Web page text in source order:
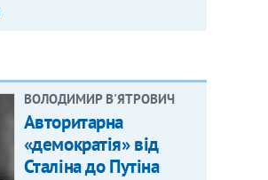
ВОЛОДИМИР В'ЯТРОВИЧ
Авторитарна
«демократія» від
Сталіна до Путіна